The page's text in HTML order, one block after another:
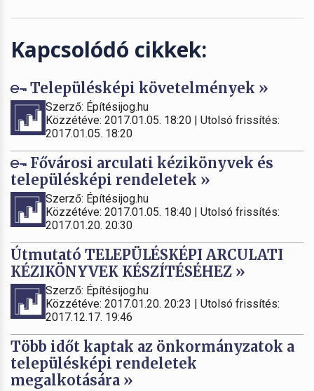
Kapcsolódó cikkek:
Településképi követelmények »
Szerző: Építésijog.hu
Közzétéve: 2017.01.05. 18:20 | Utolsó frissítés:
2017.01.05. 18:20
Fővárosi arculati kézikönyvek és
településképi rendeletek »
Szerző: Építésijog.hu
Közzétéve: 2017.01.05. 18:40 | Utolsó frissítés:
2017.01.20. 20:30
Útmutató TELEPÜLÉSKÉPI ARCULATI
KÉZIKÖNYVEK KÉSZÍTÉSÉHEZ »
Szerző: Építésijog.hu
Közzétéve: 2017.01.20. 20:23 | Utolsó frissítés:
2017.12.17. 19:46
Több időt kaptak az önkormányzatok a
településképi rendeletek
megalkotására »